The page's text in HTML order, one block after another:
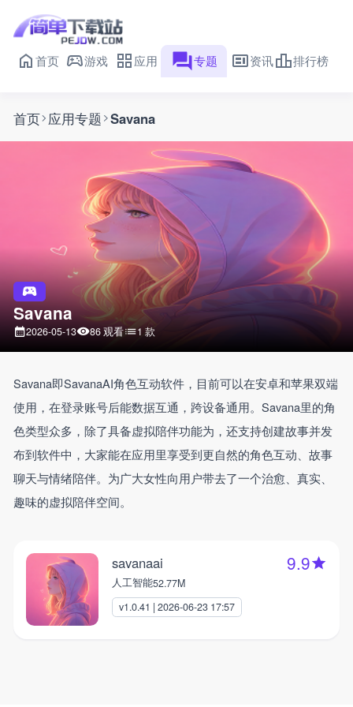
首页 游戏 应用 专题 资讯 排行榜
首页 应用专题 Savana
Savana
2026-05-13 86 观看 1 款
Savana即SavanaAI角色互动软件，目前可以在安卓和苹果双端
使用，在登录账号后能数据互通，跨设备通用。Savana里的角
色类型众多，除了具备虚拟陪伴功能为，还支持创建故事并发
布到软件中，大家能在应用里享受到更自然的角色互动、故事
聊天与情绪陪伴。为广大女性向用户带去了一个治愈、真实、
趣味的虚拟陪伴空间。
savanaai
人工智能52.77M
v1.0.41 | 2026-06-23 17:57
9.9